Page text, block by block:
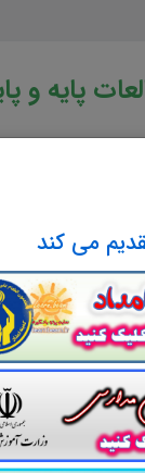
می کند
پایه و
آب جزوه آمادگی برای مصاحبه
آمادگی برای مصاحبه کارشناس
حضور در آن
بخش 2 گزینش
عمومی
و کاملا
آن دستگاه